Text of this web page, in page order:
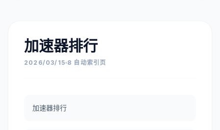
加速器排行
2026/03/15 8 自动索引页
加速器排行